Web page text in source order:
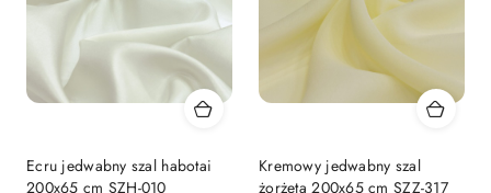
Ecru jedwabny szal habotai
200x65 cm SZH-010
Kremowy jedwabny szal
żorżeta 200x65 cm SZZ-317